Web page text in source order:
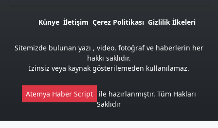
Künye İletişim Çerez Politikası Gizlilik İlkeleri
Sitemizde bulunan yazı , video, fotoğraf ve haberlerin her
hakkı saklıdır.
İzinsiz veya kaynak gösterilemeden kullanılamaz.
Atemya Haber Script
ile hazırlanmıştır. Tüm Hakları
Saklıdır